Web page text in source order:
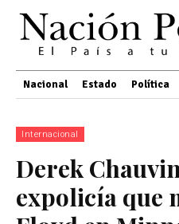
Nacional Estado Política
Internacional
Derek
expolicía que